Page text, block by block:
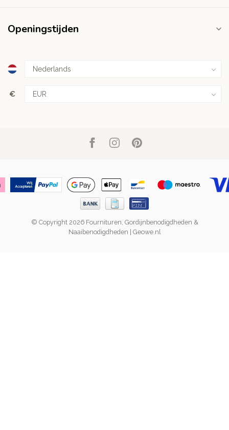
Openingstijden
€
© Copyright 2026 Fournituren, Gordijnbenodigdheden &
Naaibenodigdheden | Geowe.nl